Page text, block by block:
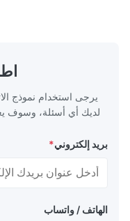
يرجى استخدام نموذج
لديك أي أسئلة، وسوف يعود
بريد إلكتروني*
الهاتف / واتساب